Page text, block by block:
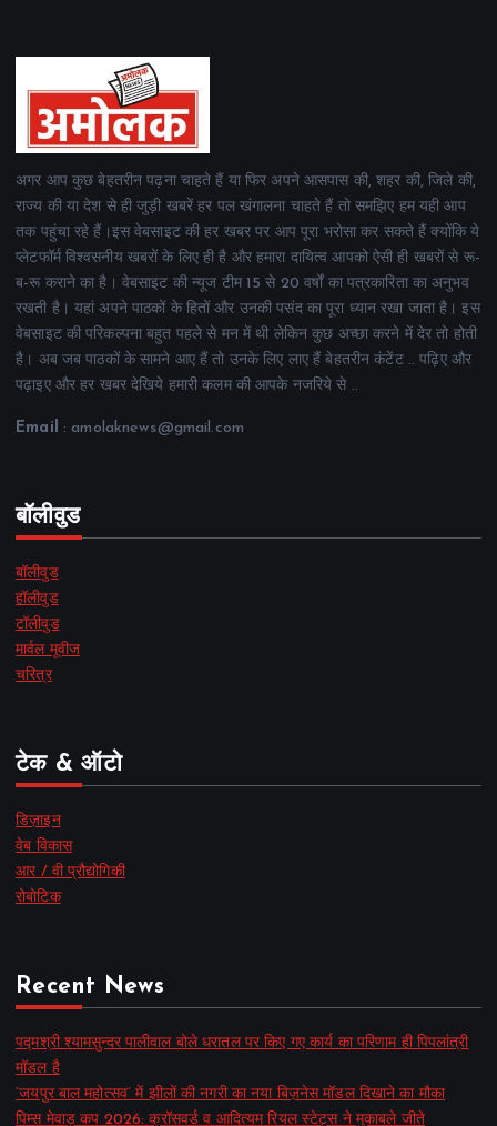
अगर आप कुछ बेहतरीन पढ़ना चाहते हैं या फिर अपने आसपास की, शहर की, जिले की,
राज्य की या देश से ही जुड़ी खबरें हर पल खंगालना चाहते हैं तो समझिए हम यही आप
तक पहुंचा रहे हैं।इस वेबसाइट की हर खबर पर आप पूरा भरोसा कर सकते हैं क्योंकि ये
प्लेटफॉर्म विश्वसनीय खबरों के लिए ही है और हमारा दायित्व आपको ऐसी ही खबरों से रू-
ब-रू कराने का है। वेबसाइट की न्यूज टीम 15 से 20 वर्षों का पत्रकारिता का अनुभव
रखती है। यहां अपने पाठकों के हितों और उनकी पसंद का पूरा ध्यान रखा जाता है। इस
वेबसाइट की परिकल्पना बहुत पहले से मन में थी लेकिन कुछ अच्छा करने में देर तो होती
है। अब जब पाठकों के सामने आए हैं तो उनके लिए लाए हैं बेहतरीन कंटेंट .. पढ़िए और
पढ़ाइए और हर खबर देखिये हमारी कलम की आपके नजरिये से ..
Email : amolaknews@gmail.com
बॉलीवुड
बॉलीवुड
हॉलीवुड
टॉलीवुड
मार्वल मूवीज
चरित्र
टेक & ऑटो
डिज़ाइन
वेब विकास
आर / वी प्रौद्योगिकी
रोबोटिक
Recent News
पद्मश्री श्यामसुन्दर पालीवाल बोले धरातल पर किए गए कार्य का परिणाम ही पिपलांत्री
मॉडल है
‘जयपुर बाल महोत्सव’ में झीलों की नगरी का नया बिज़नेस मॉडल दिखाने का मौका
पिम्स मेवाड़ कप 2026: क्रॉसवर्ड व आदित्यम रियल स्टेट्स ने मुकाबले जीते